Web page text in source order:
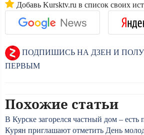
Добавь Kursktv.ru в список своих
ПОДПИШИСЬ НА ДЗЕН И
ПЕРВЫМ
Похожие статьи
В Курске загорелся частный дом – есть
Курян приглашают отметить День